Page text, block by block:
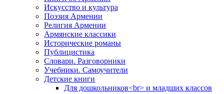
Иcкусство и культура
Поэзия Армении
Религия Армении
Армянские классики
Исторические романы
Публицистика
Словари. Разговорники
Учебники. Самоучители
Детские книги
Для дошкольников<br> и младших классов